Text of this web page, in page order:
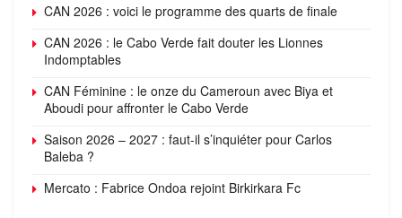
CAN 2026 : voici le programme des quarts de finale
CAN 2026 : le Cabo Verde fait douter les Lionnes
Indomptables
CAN Féminine : le onze du Cameroun avec Biya et
Aboudi pour affronter le Cabo Verde
Saison 2026 – 2027 : faut-il s’inquiéter pour Carlos
Baleba ?
Mercato : Fabrice Ondoa rejoint Birkirkara Fc